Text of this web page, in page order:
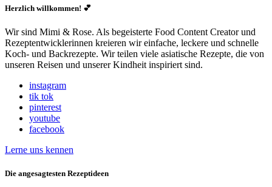
Herzlich willkommen! 💕
Wir sind Mimi & Rose. Als begeisterte Food Content Creator und
Rezeptentwicklerinnen kreieren wir einfache, leckere und schnelle
Koch- und Backrezepte. Wir teilen viele asiatische Rezepte, die von
unseren Reisen und unserer Kindheit inspiriert sind.
instagram
tik tok
pinterest
youtube
facebook
Lerne uns kennen
Die angesagtesten Rezeptideen